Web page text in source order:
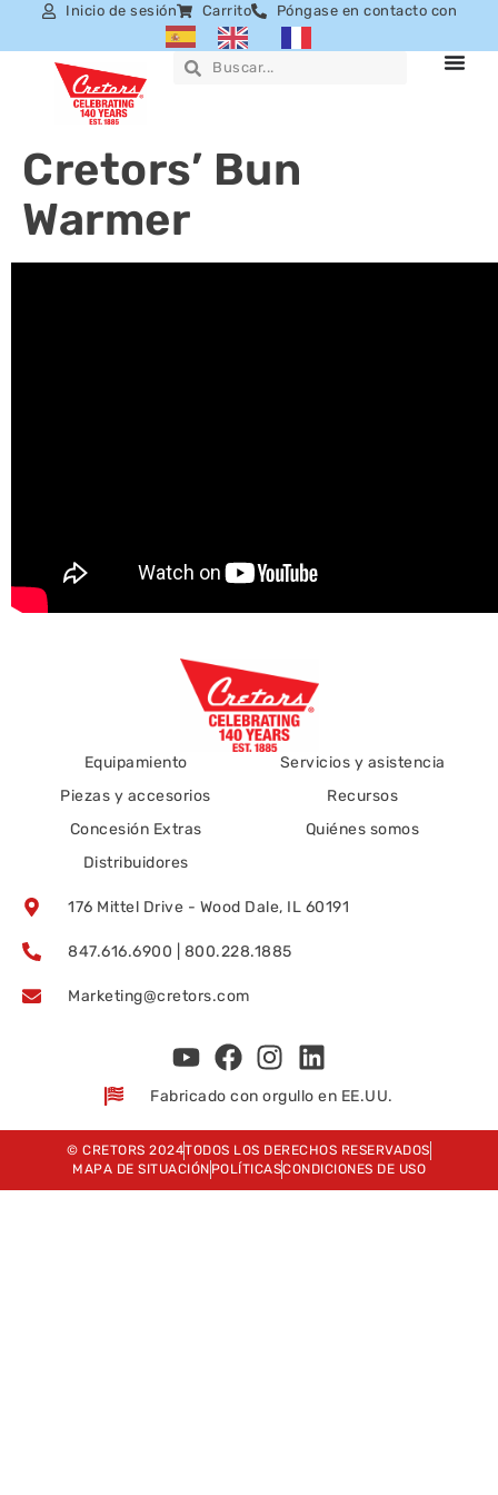
Inicio de sesión Carrito Póngase en contacto con
Cretors’ Bun
Warmer
Equipamiento
Piezas y accesorios
Concesión Extras
Distribuidores
Servicios y asistencia
Recursos
Quiénes somos
176 Mittel Drive - Wood Dale, IL 60191
847.616.6900 | 800.228.1885
Marketing@cretors.com
Fabricado con orgullo en EE.UU.
© CRETORS 2024TODOS LOS DERECHOS RESERVADOS
MAPA DE SITUACIÓN POLÍTICASCONDICIONES DE USO